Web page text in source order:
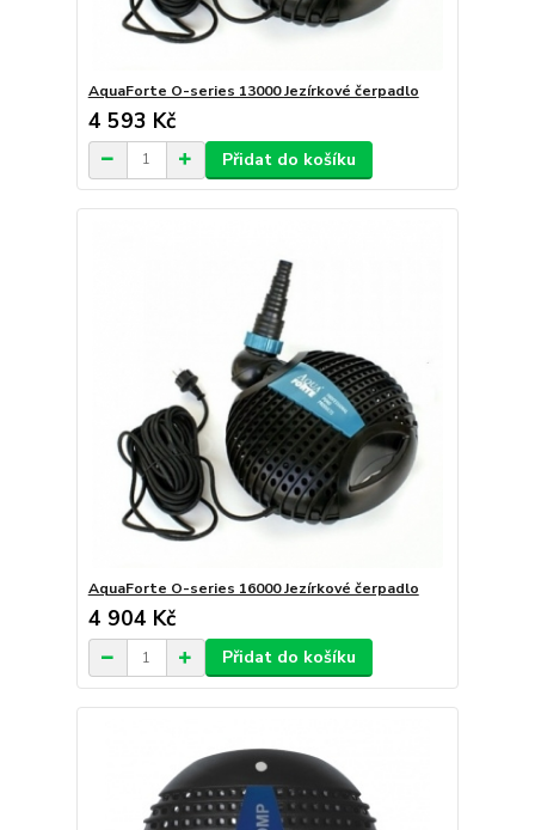
AquaForte O-series 13000 Jezírkové čerpadlo
4 593 Kč
Přidat do košíku
AquaForte O-series 16000 Jezírkové čerpadlo
4 904 Kč
Přidat do košíku